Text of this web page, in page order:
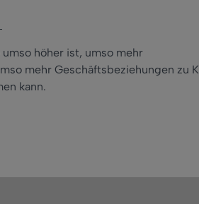
höher ist, umso mehr
mehr Geschäftsbeziehungen zu
kann.